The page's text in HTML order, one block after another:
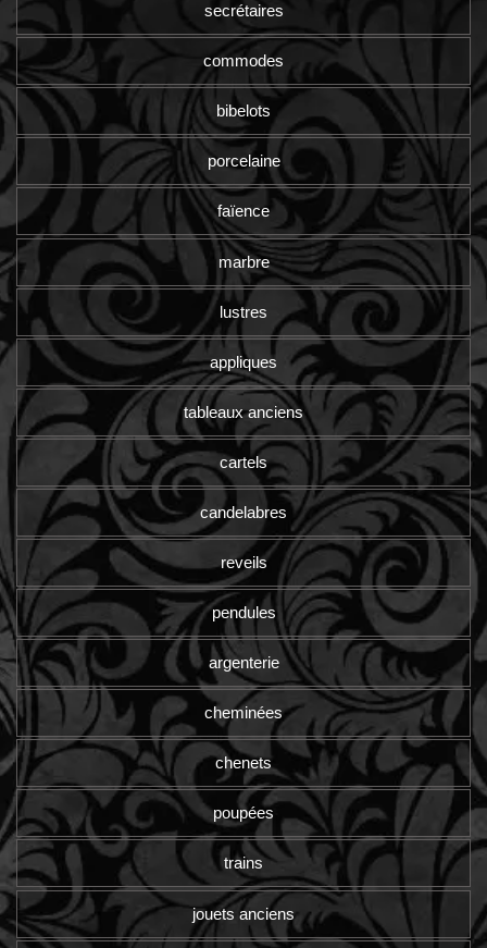
secrétaires
commodes
bibelots
porcelaine
faïence
marbre
lustres
appliques
tableaux anciens
cartels
candelabres
reveils
pendules
argenterie
cheminées
chenets
poupées
trains
jouets anciens